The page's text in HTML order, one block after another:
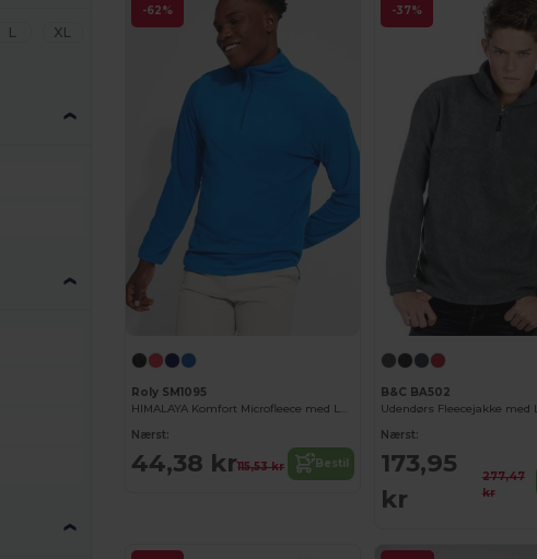
L
XL
-62%
Roly SM1095
HIMALAYA Komfort Microfleece med Lynlås og Hagebeskytter
Nærst:
44,38 kr115,53 kr Bestil
-37%
B&C BA502
Nærst:
173,95
kr
277,47
kr